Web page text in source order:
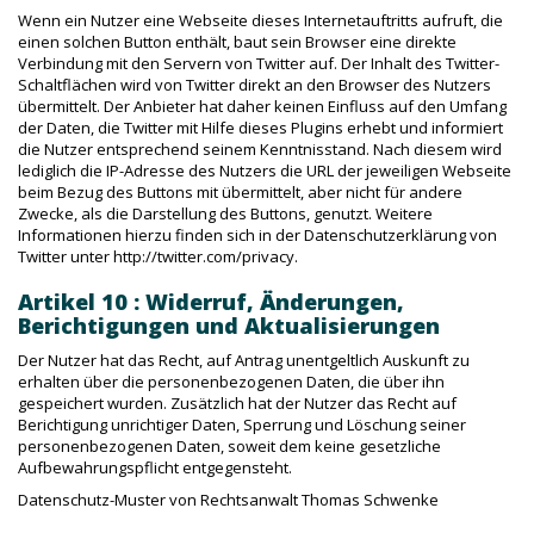
Wenn ein Nutzer eine Webseite dieses Internetauftritts aufruft, die
einen solchen Button enthält, baut sein Browser eine direkte
Verbindung mit den Servern von Twitter auf. Der Inhalt des Twitter-
Schaltflächen wird von Twitter direkt an den Browser des Nutzers
übermittelt. Der Anbieter hat daher keinen Einfluss auf den Umfang
der Daten, die Twitter mit Hilfe dieses Plugins erhebt und informiert
die Nutzer entsprechend seinem Kenntnisstand. Nach diesem wird
lediglich die IP-Adresse des Nutzers die URL der jeweiligen Webseite
beim Bezug des Buttons mit übermittelt, aber nicht für andere
Zwecke, als die Darstellung des Buttons, genutzt. Weitere
Informationen hierzu finden sich in der Datenschutzerklärung von
Twitter unter http://twitter.com/privacy.
Artikel 10 : Widerruf, Änderungen,
Berichtigungen und Aktualisierungen
Der Nutzer hat das Recht, auf Antrag unentgeltlich Auskunft zu
erhalten über die personenbezogenen Daten, die über ihn
gespeichert wurden. Zusätzlich hat der Nutzer das Recht auf
Berichtigung unrichtiger Daten, Sperrung und Löschung seiner
personenbezogenen Daten, soweit dem keine gesetzliche
Aufbewahrungspflicht entgegensteht.
Datenschutz-Muster von Rechtsanwalt Thomas Schwenke